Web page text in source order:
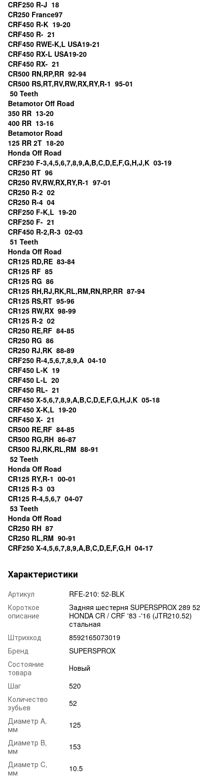
CRF250 R-J 18
CR250 France97
CRF450 R-K 19-20
CRF450 R- 21
CRF450 RWE-K,L USA19-21
CRF450 RX-L USA19-20
CRF450 RX- 21
CR500 RN,RP,RR 92-94
CR500 RS,RT,RV,RW,RX,RY,R-1 95-01
50 Teeth
Betamotor Off Road
350 RR 13-20
400 RR 13-16
Betamotor Road
125 RR 2T 18-20
Honda Off Road
CRF230 F-3,4,5,6,7,8,9,A,B,C,D,E,F,G,H,J,K 03-19
CR250 RT 96
CR250 RV,RW,RX,RY,R-1 97-01
CR250 R-2 02
CR250 R-4 04
CRF250 F-K,L 19-20
CRF250 F- 21
CRF450 R-2,R-3 02-03
51 Teeth
Honda Off Road
CR125 RD,RE 83-84
CR125 RF 85
CR125 RG 86
CR125 RH,RJ,RK,RL,RM,RN,RP,RR 87-94
CR125 RS,RT 95-96
CR125 RW,RX 98-99
CR125 R-2 02
CR250 RE,RF 84-85
CR250 RG 86
CR250 RJ,RK 88-89
CRF250 R-4,5,6,7,8,9,A 04-10
CRF450 L-K 19
CRF450 L-L 20
CRF450 RL- 21
CRF450 X-5,6,7,8,9,A,B,C,D,E,F,G,H,J,K 05-18
CRF450 X-K,L 19-20
CRF450 X- 21
CR500 RE,RF 84-85
CR500 RG,RH 86-87
CR500 RJ,RK,RL,RM 88-91
52 Teeth
Honda Off Road
CR125 RY,R-1 00-01
CR125 R-3 03
CR125 R-4,5,6,7 04-07
53 Teeth
Honda Off Road
CR250 RH 87
CR250 RL,RM 90-91
CRF250 X-4,5,6,7,8,9,A,B,C,D,E,F,G,H 04-17
Характеристики
Артикул
RFE-210: 52-BLK
Короткое
описание
Задняя шестерня SUPERSPROX 289 52
HONDA CR / CRF '83 -'16 (JTR210.52)
стальная
Штрихкод
8592165073019
Бренд
SUPERSPROX
Состояние
товара
Новый
Шаг
520
Количество
зубьев
52
Диаметр A,
мм
125
Диаметр B,
мм
153
Диаметр C,
мм
10.5